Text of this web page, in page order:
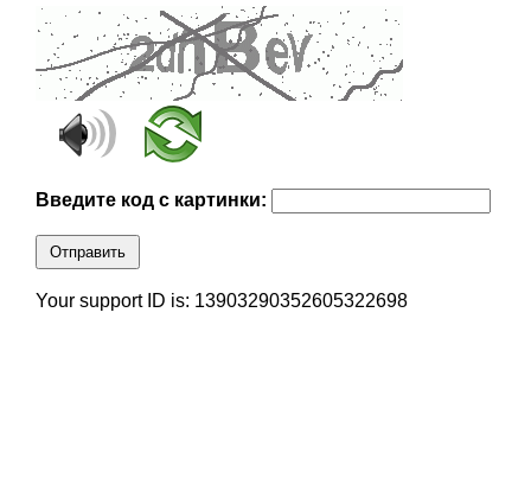
Введите код с картинки:
Отправить
Your support ID is: 13903290352605322698